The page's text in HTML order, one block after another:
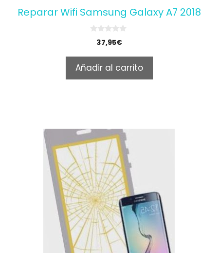
Reparar Wifi Samsung Galaxy A7 2018
o
f
5
37,95€
Añadir al carrito